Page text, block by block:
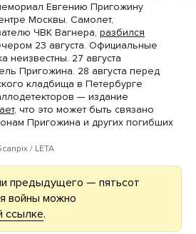
Евгению Пригожину
Москвы. Самолет,
ЧВК Вагнера, разбился
23 августа. Официальные
неизвестны. 27 августа
Пригожина. 28 августа перед
кладбища в Петербурге
— издание
, что это может быть связано
Пригожина и других погибших
/ LETA
предыдущего — пятьсот
войны можно
ссылке.